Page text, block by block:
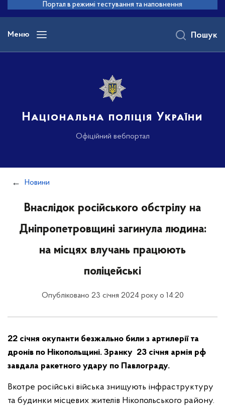
основного
вмісту
Портал в режимі тестування та наповнення
Меню
Національна поліція України
Офіційний вебпортал
Пошук
Новини
Внаслідок російського обстрілу на
Дніпропетровщині загинула людина:
на місцях влучань працюють
поліцейські
Опубліковано 23 січня 2024 року о 14:20
22 січня окупанти безжально били з артилерії та
дронів по Нікопольщині. Зранку 23 січня армія рф
завдала ракетного удару по Павлограду.
Вкотре російські війська знищують інфраструктуру
та будинки місцевих жителів Нікопольського району.